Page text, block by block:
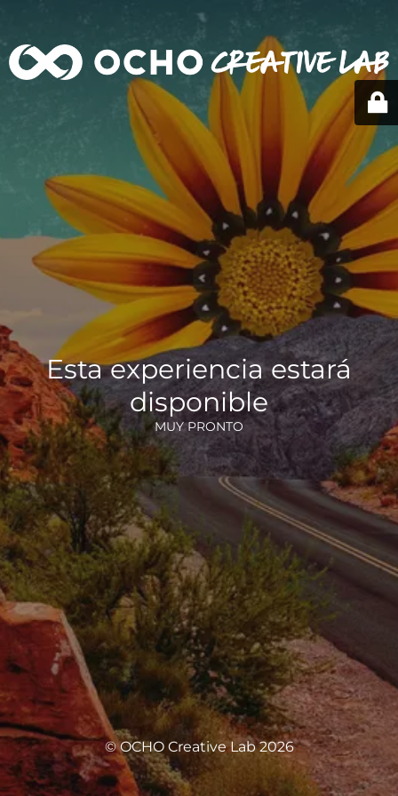
Esta experiencia estará
disponible
MUY PRONTO
© OCHO Creative Lab 2026